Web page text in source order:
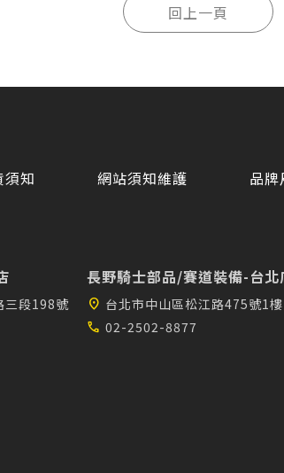
須知 網站須知維護 品牌
三段198號
長野騎士部品/賽道裝備-台北
location_on 台北市中山區松江路475號1樓
call 02-2502-8877